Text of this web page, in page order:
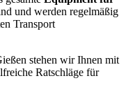
und werden regelmäßig
Transport
stehen wir Ihnen mit
Ratschläge für